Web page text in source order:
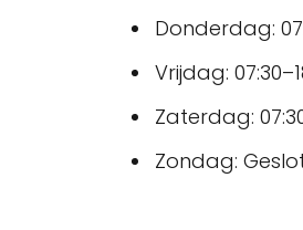
Donderdag:
Vrijdag:
Zaterdag:
Zondag: